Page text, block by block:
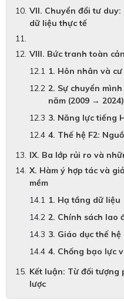
VII. Chuyển đổi tư
dữ liệu thực tế
VIII. Bức tranh toàn
1. Hôn nhân và cư
2. Sự chuyển
năm (2009 → 2024)
3. Năng lực tiếng
4. Thế hệ F2:
IX. Ba lớp rủi ro và
X. Hàm ý hợp tác và
mềm
1. Hạ tầng dữ liệu
2. Chính sách lao
3. Giáo dục thế hệ
4. Chống bạo lực
Kết luận: Từ đối tượng
lược